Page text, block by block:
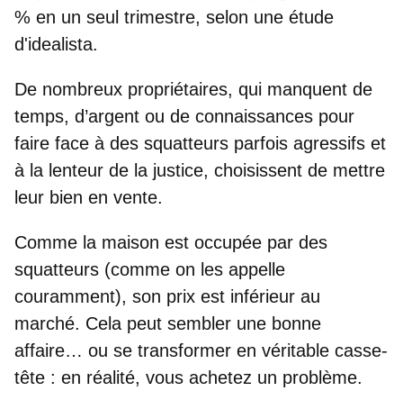
% en un seul trimestre, selon une étude
d'idealista.
De nombreux propriétaires, qui manquent de
temps, d’argent ou de connaissances pour
faire face à des squatteurs parfois agressifs et
à la lenteur de la justice, choisissent de mettre
leur bien en vente.
Comme la maison est occupée par des
squatteurs (comme on les appelle
couramment), son prix est inférieur au
marché. Cela peut sembler une bonne
affaire… ou se transformer en véritable casse-
tête : en réalité, vous achetez un problème.